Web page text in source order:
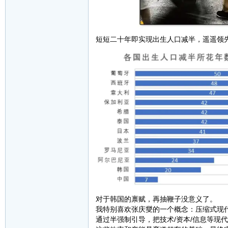
短短二十年即实现出生人口减半，遥遥领
对于韩国的禀赋，再抽鞭子没意义了。
我特别喜欢张庆燮的一个概念：压缩式现
通过半强制引导，把技术/资本/信息等现